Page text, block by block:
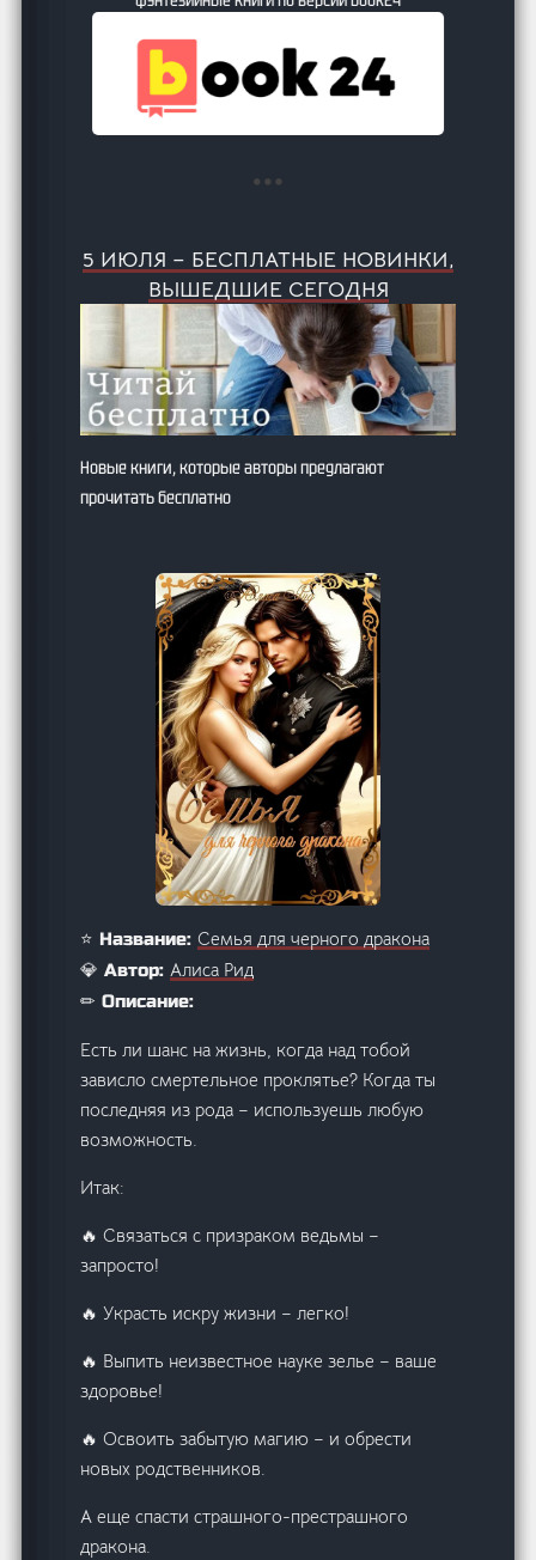
5 ИЮЛЯ – БЕСПЛАТНЫЕ НОВИНКИ,
ВЫШЕДШИЕ СЕГОДНЯ
Новые книги, которые авторы предлагают
прочитать бесплатно
⭐ Название:Семья для черного дракона
💎 Автор: Алиса Рид
✏ Описание:
Есть ли шанс на жизнь, когда над тобой
зависло смертельное проклятье? Когда ты
последняя из рода – используешь любую
возможность.
Итак:
🔥 Связаться с призраком ведьмы –
запросто!
🔥 Украсть искру жизни – легко!
🔥 Выпить неизвестное науке зелье – ваше
здоровье!
🔥 Освоить забытую магию – и обрести
новых родственников.
А еще спасти страшного-престрашного
дракона.